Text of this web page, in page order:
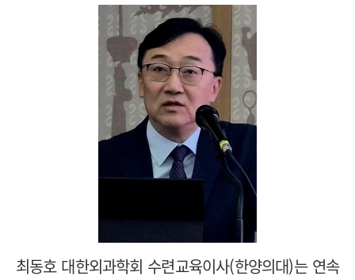
최동호 대한외과학회 수련교육이사(한양의대)는 연속